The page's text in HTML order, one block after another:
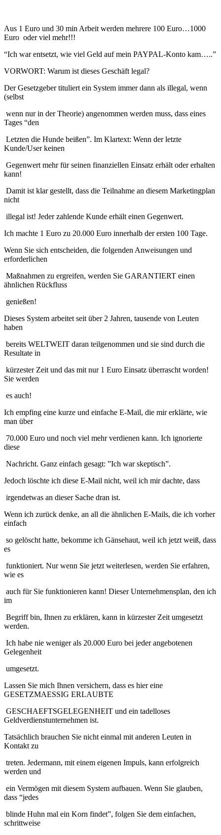
Aus 1 Euro und 30 min Arbeit werden mehrere 100 Euro…1000
Euro oder viel mehr!!!
“Ich war entsetzt, wie viel Geld auf mein PAYPAL-Konto kam…..”
VORWORT: Warum ist dieses Geschäft legal?
Der Gesetzgeber tituliert ein System immer dann als illegal, wenn
(selbst
wenn nur in der Theorie) angenommen werden muss, dass eines
Tages “den
Letzten die Hunde beißen”. Im Klartext: Wenn der letzte
Kunde/User keinen
Gegenwert mehr für seinen finanziellen Einsatz erhält oder erhalten
kann!
Damit ist klar gestellt, dass die Teilnahme an diesem Marketingplan
nicht
illegal ist! Jeder zahlende Kunde erhält einen Gegenwert.
Ich machte 1 Euro zu 20.000 Euro innerhalb der ersten 100 Tage.
Wenn Sie sich entscheiden, die folgenden Anweisungen und
erforderlichen
Maßnahmen zu ergreifen, werden Sie GARANTIERT einen
ähnlichen Rückfluss
genießen!
Dieses System arbeitet seit über 2 Jahren, tausende von Leuten
haben
bereits WELTWEIT daran teilgenommen und sie sind durch die
Resultate in
kürzester Zeit und das mit nur 1 Euro Einsatz überrascht worden!
Sie werden
es auch!
Ich empfing eine kurze und einfache E-Mail, die mir erklärte, wie
man über
70.000 Euro und noch viel mehr verdienen kann. Ich ignorierte
diese
Nachricht. Ganz einfach gesagt: ”Ich war skeptisch”.
Jedoch löschte ich diese E-Mail nicht, weil ich mir dachte, dass
irgendetwas an dieser Sache dran ist.
Wenn ich zurück denke, an all die ähnlichen E-Mails, die ich vorher
einfach
so gelöscht hatte, bekomme ich Gänsehaut, weil ich jetzt weiß, dass
es
funktioniert. Nur wenn Sie jetzt weiterlesen, werden Sie erfahren,
wie es
auch für Sie funktionieren kann! Dieser Unternehmensplan, den ich
im
Begriff bin, Ihnen zu erklären, kann in kürzester Zeit umgesetzt
werden.
Ich habe nie weniger als 20.000 Euro bei jeder angebotenen
Gelegenheit
umgesetzt.
Lassen Sie mich Ihnen versichern, dass es hier eine
GESETZMAESSIG ERLAUBTE
GESCHAEFTSGELEGENHEIT und ein tadelloses
Geldverdienstunternehmen ist.
Tatsächlich brauchen Sie nicht einmal mit anderen Leuten in
Kontakt zu
treten. Jedermann, mit einem eigenen Impuls, kann erfolgreich
werden und
ein Vermögen mit diesem System aufbauen. Wenn Sie glauben,
dass “jedes
blinde Huhn mal ein Korn findet”, folgen Sie dem einfachen,
schrittweise